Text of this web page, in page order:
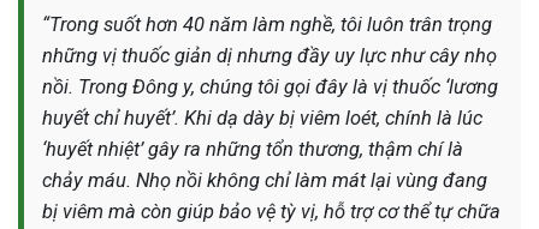
của chị em trở nên khô...
“Trong suốt hơn 40 năm làm nghề, tôi luôn trân trọng
những vị thuốc giản dị nhưng đầy uy lực như cây nhọ
nồi. Trong Đông y, chúng tôi gọi đây là vị thuốc ‘lương
huyết chỉ huyết’. Khi dạ dày bị viêm loét, chính là lúc
‘huyết nhiệt’ gây ra những tổn thương, thậm chí là
chảy máu. Nhọ nồi không chỉ làm mát lại vùng đang
bị viêm mà còn giúp bảo vệ tỳ vị, hỗ trợ cơ thể tự chữa